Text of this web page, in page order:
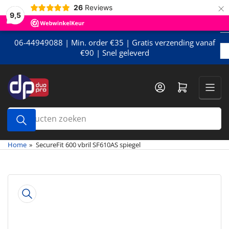
9,5
26 Reviews ×
Meteen
naar
de
content06-44949088 | Min. order €35 | Gratis verzending vanaf
€90 | Snel geleverd
Producten
zoeken
Mini-winkelwagen openen
Home » SecureFit 600 vbril SF610AS spiegel
naar